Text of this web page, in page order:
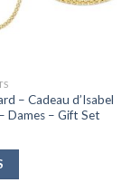
– Cadeau d’Isabel
Dames – Gift Set